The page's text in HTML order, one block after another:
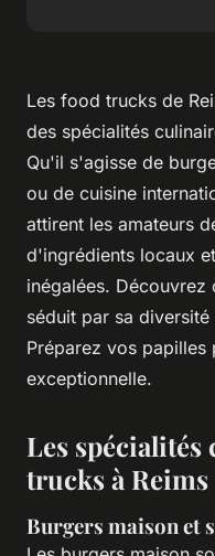
Les food trucks de
des spécialités
Qu'il s'agisse de
ou de cuisine
attirent les amateurs
d'ingrédients locaux
inégalées.
séduit par sa
Préparez vos papilles
exceptionnelle.
Les
trucks à Reims
Burgers maison et